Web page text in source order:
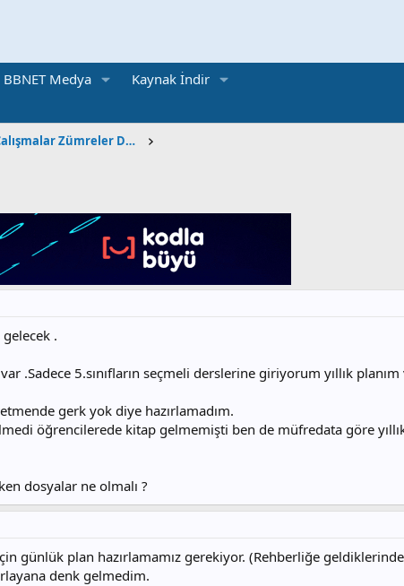
BBNET Medya Kaynak İndir
Sınavlar Akademik Çalışmalar Zümreler Dökümanlar
.
.Sadece 5.sınıfların seçmeli derslerine giriyorum yıllık planım
gerk yok diye hazırlamadım.
öğrencilerede kitap gelmemişti ben de müfredata göre
dosyalar ne olmalı ?
günlük plan hazırlamamız gerekiyor. (Rehberliğe
denk gelmedim.